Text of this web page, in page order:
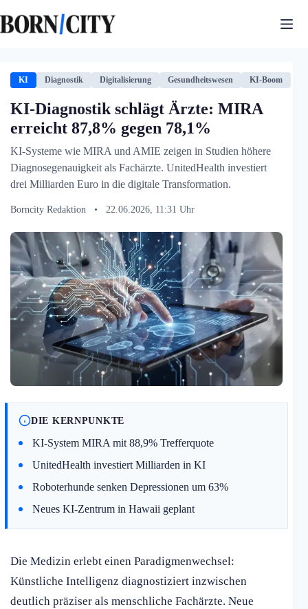
Inhalt
springen
KI Diagnostik Digitalisierung Gesundheitswesen KI-Boom
KI-Diagnostik schlägt Ärzte: MIRA
erreicht 87,8% gegen 78,1%
KI-Systeme wie MIRA und AMIE zeigen in Studien höhere
Diagnosegenauigkeit als Fachärzte. UnitedHealth investiert
drei Milliarden Euro in die digitale Transformation.
Borncity Redaktion • 22.06.2026, 11:31 Uhr
DIE KERNPUNKTE
KI-System MIRA mit 88,9% Trefferquote
UnitedHealth investiert Milliarden in KI
Roboterhunde senken Depressionen um 63%
Neues KI-Zentrum in Hawaii geplant
Die Medizin erlebt einen Paradigmenwechsel:
Künstliche Intelligenz diagnostiziert inzwischen
deutlich präziser als menschliche Fachärzte. Neue